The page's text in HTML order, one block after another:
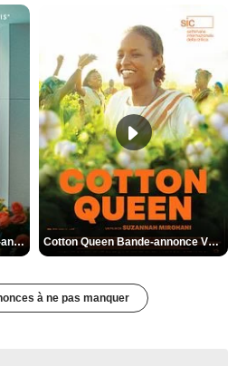
Des Fleurs pour Tokyo Bande-annonce VO STFR Cotton Queen Bande-annonce VO STFR
à ne pas manquer